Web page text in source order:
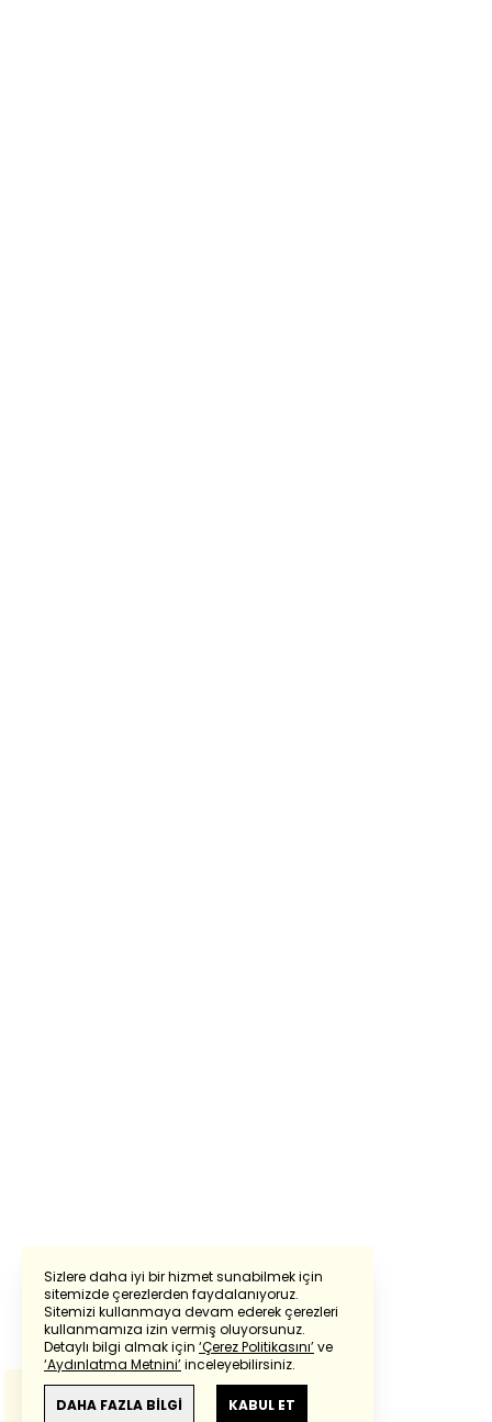
Sizlere daha iyi bir hizmet sunabilmek için
sitemizde çerezlerden faydalanıyoruz.
Sitemizi kullanmaya devam ederek çerezleri
kullanmamıza izin vermiş oluyorsunuz.
Detaylı bilgi almak için ‘Çerez Politikasını’ve
‘Aydınlatma Metnini’inceleyebilirsiniz.
DAHA FAZLA BİLGİ KABUL ET
Powered by Translate
Bu çevirideGoogle Transletekullanılmıştır.
Anlam ve çeviri hatalarından
haberturk.com